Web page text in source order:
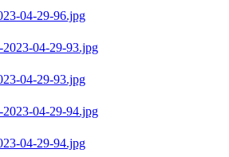
04-29-96.jpg
04-29-93.jpg
04-29-94.jpg